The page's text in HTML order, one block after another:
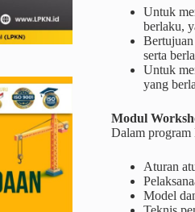
Untuk
berlaku,
Bertujuan
serta
Untuk
yang
Modul
Dalam program
Aturan
Model